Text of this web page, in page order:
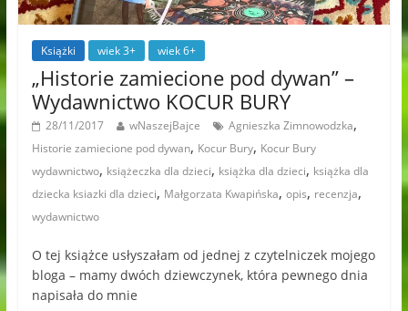
Książki wiek 3+ wiek 6+
„Historie zamiecione pod dywan” –
Wydawnictwo KOCUR BURY
28/11/2017 wNaszejBajce Agnieszka Zimnowodzka,
Historie zamiecione pod dywan, Kocur Bury, Kocur Bury
wydawnictwo, książeczka dla dzieci, książka dla dzieci, książka dla
dziecka ksiazki dla dzieci, Małgorzata Kwapińska, opis, recenzja,
wydawnictwo
O tej książce usłyszałam od jednej z czytelniczek mojego
bloga – mamy dwóch dziewczynek, która pewnego dnia
napisała do mnie